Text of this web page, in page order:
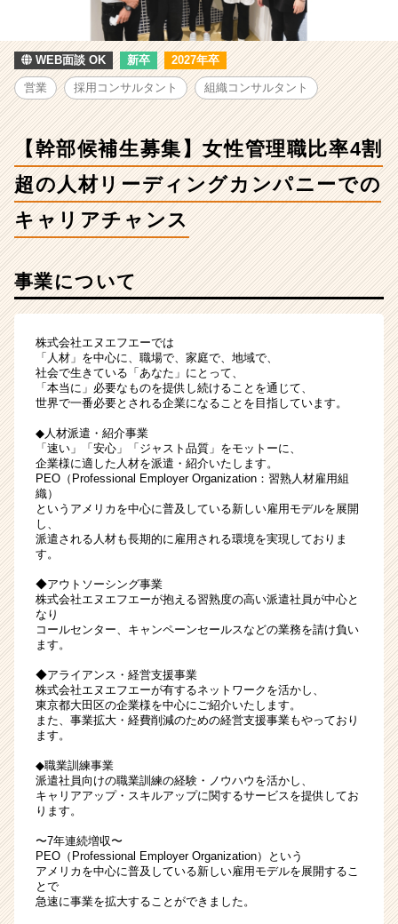
女
性
管
理
職
4
割
超
人
デ
ン
グ
カ
ン
パ
ニ
ー
で
の
キ
リ
チ
ャ
ス
ベ
ン
チ
ャ
長
企
ら
ス
カ
WEB面談 OK 新卒 2027年卒
営業 採用コンサルタント 組織コンサルタント
【幹部候補生募集】女性管理職比率4割
超の人材リーディングカンパニーでの
キャリアチャンス
事業について
株式会社エヌエフエーでは
「人材」を中心に、職場で、家庭で、地域で、
社会で生きている「あなた」にとって、
「本当に」必要なものを提供し続けることを通じて、
世界で一番必要とされる企業になることを目指しています。
◆人材派遣・紹介事業
「速い」「安心」「ジャスト品質」をモットーに、
企業様に適した人材を派遣・紹介いたします。
PEO（Professional Employer Organization：習熟人材雇用組
織）
というアメリカを中心に普及している新しい雇用モデルを展開
し、
派遣される人材も長期的に雇用される環境を実現しておりま
す。
◆アウトソーシング事業
株式会社エヌエフエーが抱える習熟度の高い派遣社員が中心と
なり
コールセンター、キャンペーンセールスなどの業務を請け負い
ます。
◆アライアンス・経営支援事業
株式会社エヌエフエーが有するネットワークを活かし、
東京都大田区の企業様を中心にご紹介いたします。
また、事業拡大・経費削減のための経営支援事業もやっており
ます。
◆職業訓練事業
派遣社員向けの職業訓練の経験・ノウハウを活かし、
キャリアアップ・スキルアップに関するサービスを提供してお
ります。
〜7年連続増収〜
PEO（Professional Employer Organization）という
アメリカを中心に普及している新しい雇用モデルを展開するこ
とで
急速に事業を拡大することができました。